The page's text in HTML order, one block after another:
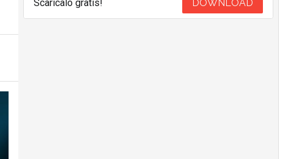
Scaricalo gratis! DOWNLOAD